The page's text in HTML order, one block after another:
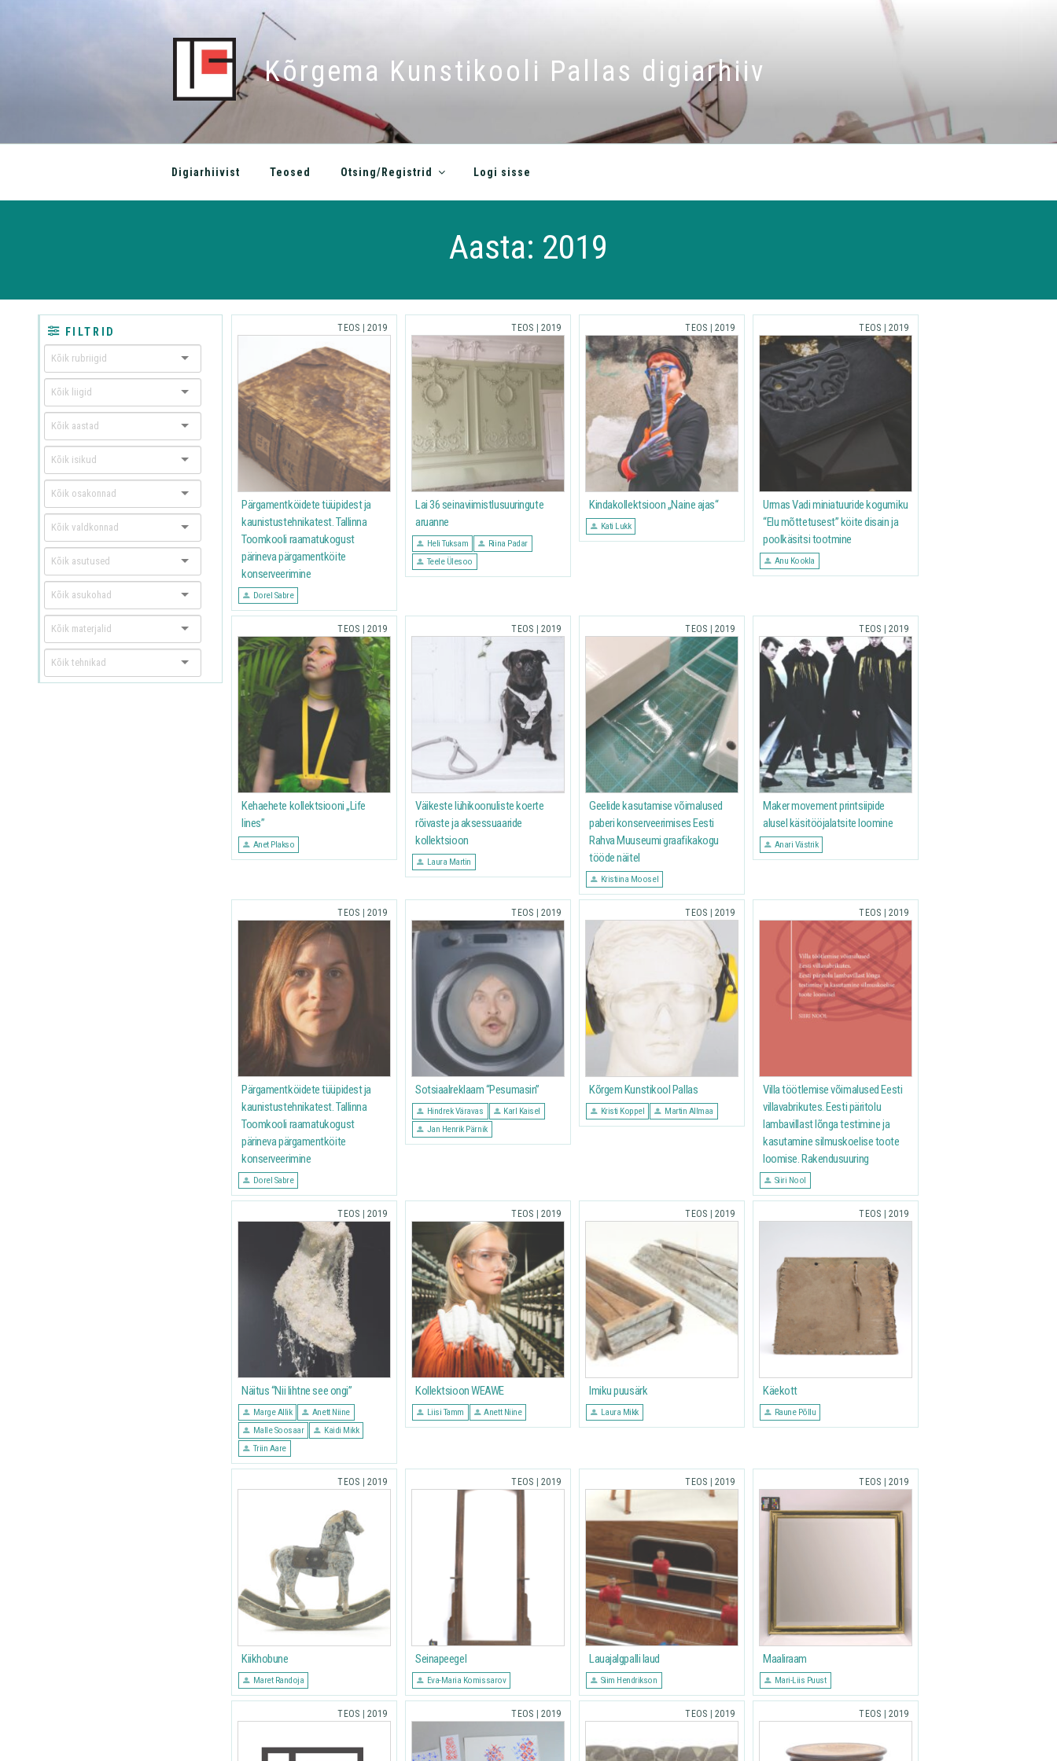
Kõrgema Kunstikooli Pallas digiarhiiv
Digiarhiivist Teosed Otsing/Registrid Logi sisse
Aasta: 2019
FILTRID
Kõik rubriigid
Kõik liigid
Kõik aastad
Kõik isikud
Kõik osakonnad
Kõik valdkonnad
Kõik asutused
Kõik asukohad
Kõik materjalid
Kõik tehnikad
TEOS |2019
Pärgamentköidete tüüpidest ja
kaunistustehnikatest. Tallinna
Toomkooli raamatukogust
pärineva pärgamentköite
konserveerimine
Dorel Sabre
TEOS |2019
Lai 36 seinaviimistlusuuringute
aruanne
Heli Tuksam
Riina Padar
Teele Ülesoo
TEOS |2019
Kindakollektsioon „Naine ajas“
Kati Lukk
TEOS |2019
Urmas Vadi miniatuuride kogumiku
“Elu mõttetusest” köite disain ja
poolkäsitsi tootmine
Anu Kookla
TEOS |2019
Kehaehete kollektsiooni „Life
lines”
Anet Plakso
TEOS |2019
Väikeste lühikoonuliste koerte
rõivaste ja aksessuaaride
kollektsioon
Laura Martin
TEOS |2019
Geelide kasutamise võimalused
paberi konserveerimises Eesti
Rahva Muuseumi graafikakogu
tööde näitel
Kristiina Moosel
TEOS |2019
Maker movement printsiipide
alusel käsitööjalatsite loomine
Anari Västrik
TEOS |2019
Pärgamentköidete tüüpidest ja
kaunistustehnikatest. Tallinna
Toomkooli raamatukogust
pärineva pärgamentköite
konserveerimine
Dorel Sabre
TEOS |2019
Sotsiaalreklaam “Pesumasin”
Hindrek Väravas
Karl Kaisel
Jan Henrik Pärnik
TEOS |2019
Kõrgem Kunstikool Pallas
Kristi Koppel Martin Allmaa
TEOS |2019
Villa töötlemise võimalused Eesti
villavabrikutes. Eesti päritolu
lambavillast lõnga testimine ja
kasutamine silmuskoelise toote
loomise. Rakendusuuring
Siiri Nool
TEOS |2019
Näitus “Nii lihtne see ongi”
Marge Allik
Anett Niine
Malle Soosaar
Kaidi Mikk
Triin Aare
TEOS |2019
Kollektsioon WEAWE
Liisi Tamm Anett Niine
TEOS |2019
Imiku puusärk
Laura Mikk
TEOS |2019
Käekott
Raune Põllu
TEOS |2019
Kiikhobune
Maret Randoja
TEOS |2019
Seinapeegel
Eva-Maria Komissarov
TEOS |2019
Lauajalgpalli laud
Siim Hendrikson
TEOS |2019
Maaliraam
Mari-Liis Puust
TEOS |2019 TEOS |2019 TEOS |2019 TEOS |2019